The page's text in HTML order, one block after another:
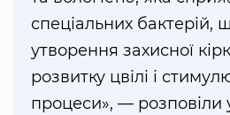
спеціальних
утворення захисної
розвитку цвілі і
процеси», — розповіли